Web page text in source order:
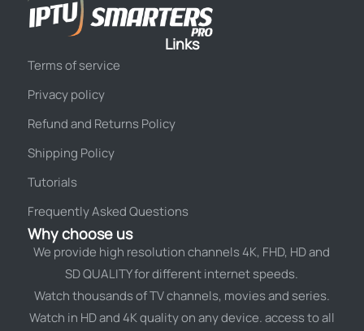
Links
Terms of service
Privacy policy
Refund and Returns Policy
Shipping Policy
Tutorials
Frequently Asked Questions
Why choose us
We provide high resolution channels 4K, FHD, HD and
SD QUALITY for different internet speeds.
Watch thousands of TV channels, movies and series.
Watch in HD and 4K quality on any device. access to all